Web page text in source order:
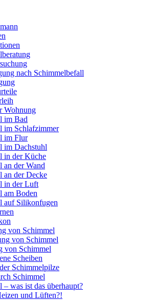
nach Schimmelbefall
Wohnung
im Bad
im Schlafzimmer
im Flur
im Dachstuhl
in der Küche
an der Wand
an der Decke
in der Luft
am Boden
auf Silikonfugen
von Schimmel
von Schimmel
von Schimmel
Scheiben
Schimmelpilze
Schimmel
– was ist das überhaupt?
und Lüften?!